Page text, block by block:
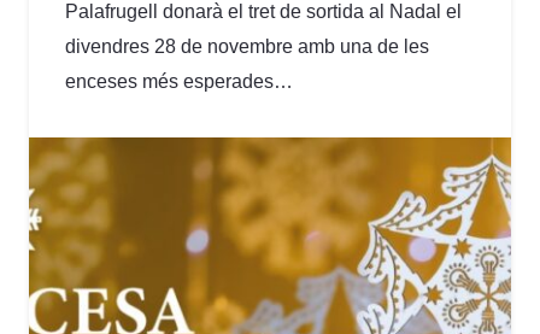
Palafrugell donarà el tret de sortida al Nadal el
divendres 28 de novembre amb una de les
enceses més esperades…